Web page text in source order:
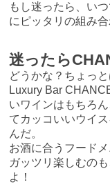
もし迷ったら、い
にピッタリの組み
迷ったら
どうかな？ちょっ
Luxury Bar
いワインはもちろ
てカッコいいウイ
んだ。
お酒に合うフード
ガッツリ楽しむの
よ！